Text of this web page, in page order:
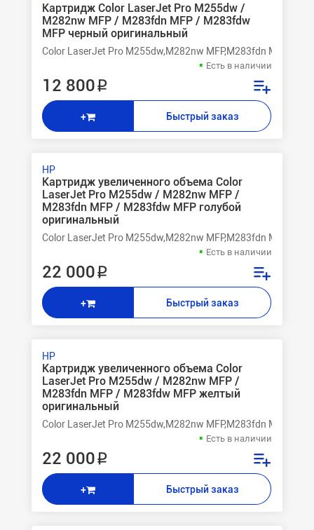
Картридж Color LaserJet Pro M255dw /
M282nw MFP / M283fdn MFP / M283fdw
MFP черный оригинальный
Color LaserJet Pro M255dw,M282nw MFP,M283fdn
Есть в наличии
12 800 ₽
+ Быстрый заказ
HP
Картридж увеличенного объема Color
LaserJet Pro M255dw / M282nw MFP /
M283fdn MFP / M283fdw MFP голубой
оригинальный
Color LaserJet Pro M255dw,M282nw MFP,M283fdn
Есть в наличии
22 000 ₽
+ Быстрый заказ
HP
Картридж увеличенного объема Color
LaserJet Pro M255dw / M282nw MFP /
M283fdn MFP / M283fdw MFP желтый
оригинальный
Color LaserJet Pro M255dw,M282nw MFP,M283fdn
Есть в наличии
22 000 ₽
+ Быстрый заказ